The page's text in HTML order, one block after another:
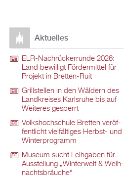
Ak­tu­el­les
ELR-Nach­rü­ck­er­run­de 2026:
Land be­wil­ligt För­der­mit­tel für
Pro­jekt in Brett­en-Ruit
Grill­stel­len in den Wäl­dern des
Land­krei­ses Karls­ru­he bis auf
Wei­te­res ge­sperrt
Volks­hoch­schu­le Brett­en ver­öf­
fent­licht viel­fäl­ti­ges Herbst- und
Win­ter­pro­gramm
Mu­se­um sucht Leih­ga­ben für
Aus­stel­lung „Win­ter­welt & Weih­
nachts­bräu­che“